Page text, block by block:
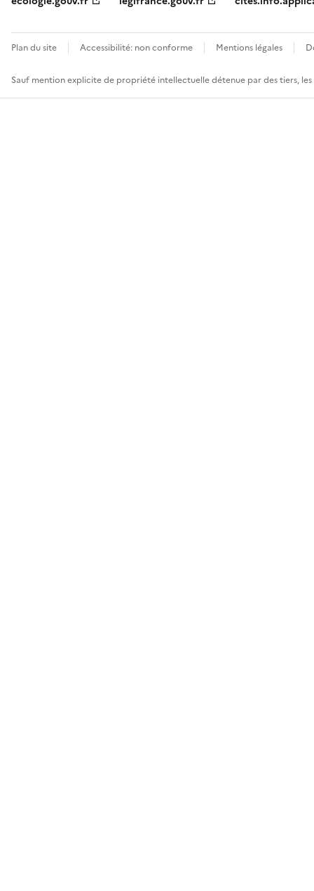
Plan du site Accessibilité: non conforme Mentions légales
Sauf mention explicite de propriété intellectuelle détenue par des tiers,